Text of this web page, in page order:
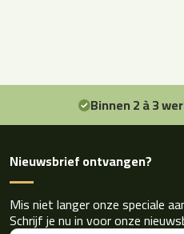
Binnen 2 à 3
Nieuwsbrief ontvangen?
Mis niet langer onze speciale
Schrijf je nu in voor onze